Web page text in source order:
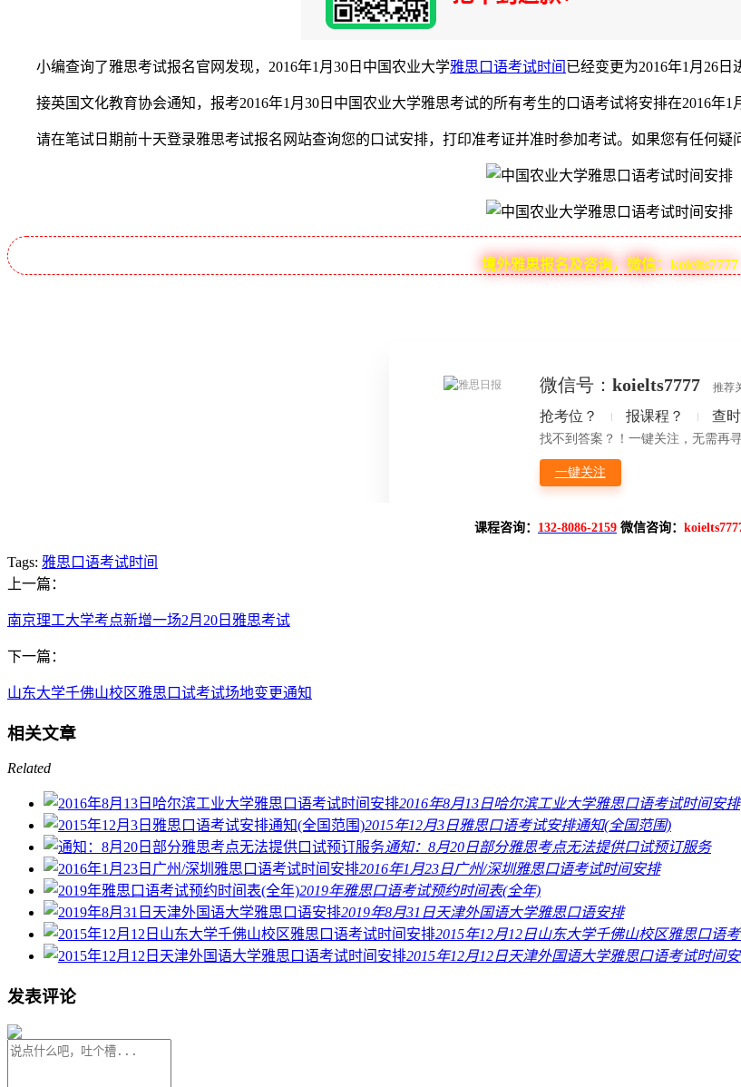
小编查询了雅思考试报名官网发现，2016年1月30日中国农业大学雅思口语考试时间 已经变更为2016年1月26日
接英国文化教育协会通知，报考2016年1月30日中国农业大学雅思考试的所有考生的口语考试将安排在2016年1
请在笔试日期前十天登录雅思考试报名网站查询您的口试安排，打印准考证并准时参加考试。如果您有任何疑问
境外雅思报名及咨询，微信：koielts7777
课程咨询： 132-8086-2159 微信咨询：
Tags: 雅思口语考试时间
上一篇：
南京理工大学考点新增一场2月20日雅思考试
下一篇：
山东大学千佛山校区雅思口试考试场地变更通知
相关文章
Related
2016年8月13日哈尔滨工业大学雅思口语考试时间安排
2015年12月3日雅思口语考试安排通知(全国范围)
通知：8月20日部分雅思考点无法提供口试预订服务
2016年1月23日广州/深圳雅思口语考试时间安排
2019年雅思口语考试预约时间表(全年)
2019年8月31日天津外国语大学雅思口语安排
2015年12月12日山东大学千佛山校区雅思口语
2015年12月12日天津外国语大学雅思口语考试时间
发表评论